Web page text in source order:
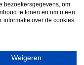
bezoekersgegevens, om
te tonen en om u een
informatie over de cookies
Weigeren